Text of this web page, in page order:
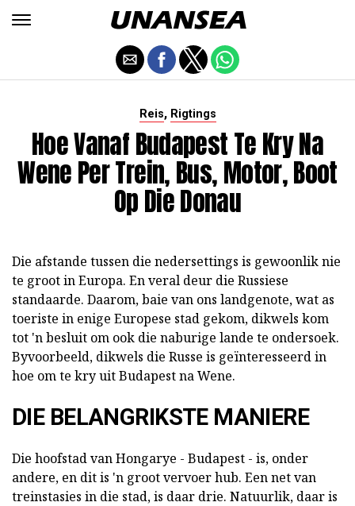
Reis, Rigtings
Hoe Vanaf Budapest Te Kry Na
Wene Per Trein, Bus, Motor, Boot
Op Die Donau
Die afstande tussen die nedersettings is gewoonlik nie
te groot in Europa. En veral deur die Russiese
standaarde. Daarom, baie van ons landgenote, wat as
toeriste in enige Europese stad gekom, dikwels kom
tot 'n besluit om ook die naburige lande te ondersoek.
Byvoorbeeld, dikwels die Russe is geïnteresseerd in
hoe om te kry uit Budapest na Wene.
DIE BELANGRIKSTE MANIERE
Die hoofstad van Hongarye - Budapest - is, onder
andere, en dit is 'n groot vervoer hub. Een net van
treinstasies in die stad, is daar drie. Natuurlik, daar is